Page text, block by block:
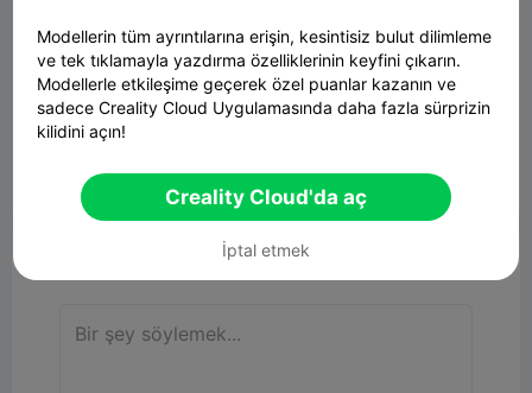

Rapor 2 
Modellerin tüm ayrıntılarına erişin, kesintisiz bulut dilimleme
ve tek tıklamayla yazdırma özelliklerinin keyfini çıkarın.
Modellerle etkileşime geçerek özel puanlar kazanın ve
sadece Creality Cloud Uygulamasında daha fazla sürprizin
kilidini açın!
Creality Cloud'da aç
İptal etmek